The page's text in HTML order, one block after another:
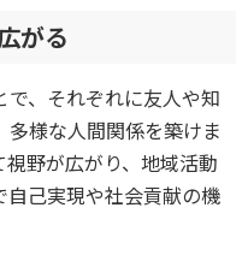
がる
、それぞれに友人や知
様な人間関係を築けま
野が広がり、地域活動
己実現や社会貢献の機